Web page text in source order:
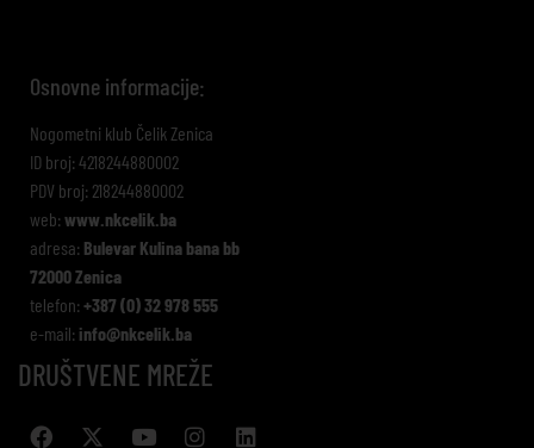
Osnovne informacije:
Nogometni klub Čelik Zenica
ID broj: 4218244880002
PDV broj: 218244880002
web: www.nkcelik.ba
adresa: Bulevar Kulina bana bb
72000 Zenica
telefon: +387 (0) 32 978 555
e-mail: info@nkcelik.ba
DRUŠTVENE MREŽE